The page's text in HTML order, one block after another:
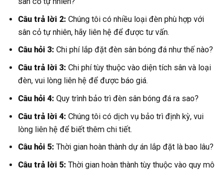
Câu trả lời 2: Chúng tôi có nhiều loại đèn phù hợp với
sân cỏ tự nhiên, hãy liên hệ để được tư vấn.
Câu hỏi 3: Chi phí lắp đặt đèn sân bóng đá như thế nào?
Câu trả lời 3: Chi phí tùy thuộc vào diện tích sân và loại
đèn, vui lòng liên hệ để được báo giá.
Câu hỏi 4: Quy trình bảo trì đèn sân bóng đá ra sao?
Câu trả lời 4: Chúng tôi có dịch vụ bảo trì định kỳ, vui
lòng liên hệ để biết thêm chi tiết.
Câu hỏi 5: Thời gian hoàn thành dự án lắp đặt là bao lâu?
Câu trả lời 5: Thời gian hoàn thành tùy thuộc vào quy mô